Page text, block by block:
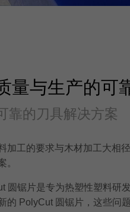
量与生产的可
靠的刀具解决方案
加工的要求与木材加工大相
。
圆锯片是专为热塑性塑料研
的 PolyCut 圆锯片，这些问